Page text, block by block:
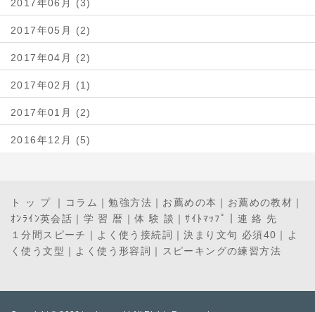
2017年06月 (3)
2017年05月 (2)
2017年04月 (2)
2017年02月 (1)
2017年01月 (2)
2016年12月 (5)
ト ッ プ ｜ コラム ｜勉強方法 ｜ お薦めの本 ｜ お薦めの教材 ｜
ｵﾝﾗｲﾝ英会話 ｜ 学 習 暦 ｜体 験 談 ｜ｻｲﾄﾏｯﾌﾟ
連 絡 先
１分間スピーチ ｜ よく使う接続詞 ｜決まり文句 必須40 ｜
よ
く使う文型 ｜ よく使う形容詞 ｜ スピーキングの練習方法